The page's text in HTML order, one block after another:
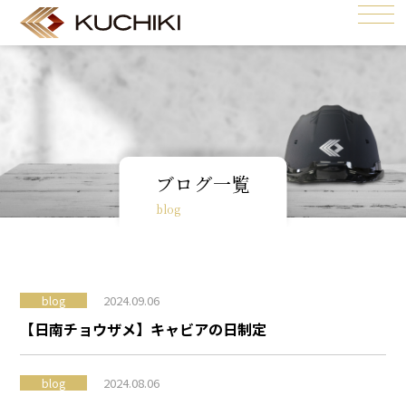
ブログ一覧
blog
blog 2024.09.06
【日南チョウザメ】キャビアの日制定
blog 2024.08.06